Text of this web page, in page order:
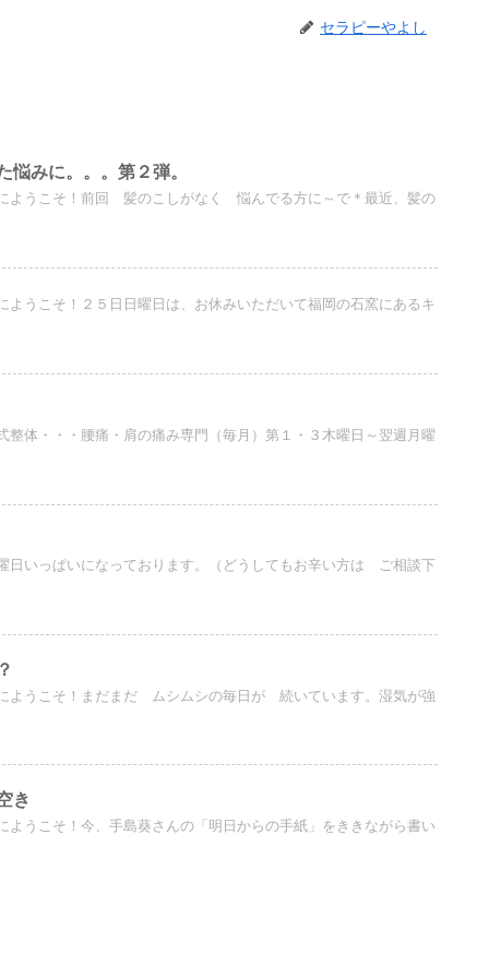
セラピーやよし
悩みに。。。第２弾。
ようこそ！前回 髪のこしがなく 悩んでる方に～で＊最近、髪の
ようこそ！２５日日曜日は、お休みいただいて福岡の石窯にあるキ
整体・・・腰痛・肩の痛み専門（毎月）第１・３木曜日～翌週月曜
日いっぱいになっております。（どうしてもお辛い方は ご相談下
ようこそ！まだまだ ムシムシの毎日が 続いています。湿気が強
き
ようこそ！今、手島葵さんの「明日からの手紙」をききながら書い